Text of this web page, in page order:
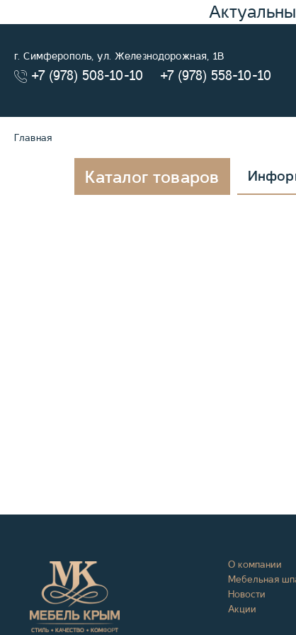
г. Симферополь, ул. Железнодорожная, 1В
+7 (978) 508-10-10 +7 (978) 558-10-10
Главная
Каталог товаров
О компании
Мебельная
Новости
Акции